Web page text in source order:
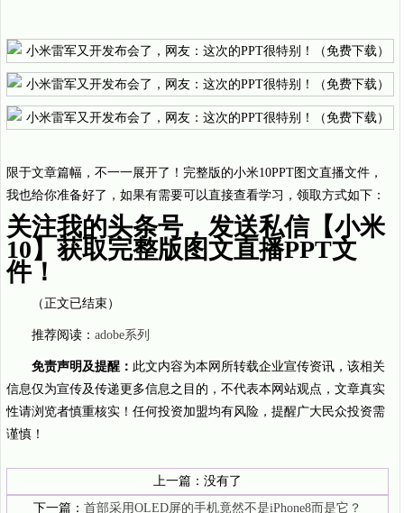
限于文章篇幅，不一一展开了！完整版的小米10PPT图文直播文件，
我也给你准备好了，如果有需要可以直接查看学习，领取方式如下：
关注我的头条号，发送私信【小米
10】获取完整版图文直播PPT文
件！
（正文已结束）
推荐阅读： adobe系列
免责声明及提醒： 此文内容为本网所转载企业宣传资讯，该相关
信息仅为宣传及传递更多信息之目的，不代表本网站观点，文章真实
性请浏览者慎重核实！任何投资加盟均有风险，提醒广大民众投资需
谨慎！
上一篇：没有了
下一篇： 首部采用OLED屏的手机竟然不是iPhone8而是它？